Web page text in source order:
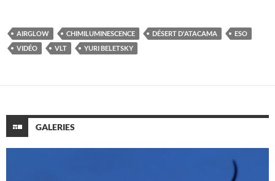
AIRGLOW CHIMILUMINESCENCE DÉSERT D'ATACAMA
ESO
VIDÉO
VLT YURI BELETSKY
GALERIES